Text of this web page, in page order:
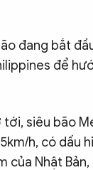
đang bắt
để
tới, siêu bão
h, có dấu
của Nhật